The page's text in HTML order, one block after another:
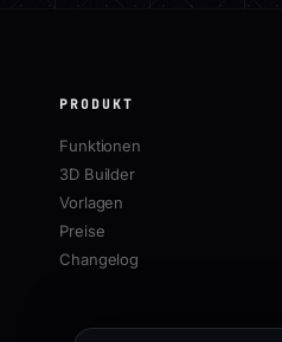
PRODUKT
Funktionen
3D Builder
Vorlagen
Preise
Changelog